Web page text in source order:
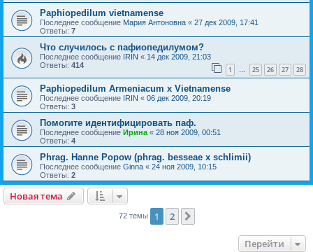
Paphiopedilum vietnamense
Последнее сообщение Мария Антоновна « 27 дек 2009, 17:41
Ответы: 7
Что случилось с пафиопедилумом?
Последнее сообщение IRIN « 14 дек 2009, 21:03
Ответы: 414 1 … 25 26 27 28
Paphiopedilum Armeniacum x Vietnamense
Последнее сообщение IRIN « 06 дек 2009, 20:19
Ответы: 3
Помогите идентифицировать паф.
Последнее сообщение Ирина « 28 ноя 2009, 00:51
Ответы: 4
Phrag. Hanne Popow (phrag. besseae x schlimii)
Последнее сообщение Ginna « 24 ноя 2009, 10:15
Ответы: 2
Новая тема
72 темы 1 2
Перейти